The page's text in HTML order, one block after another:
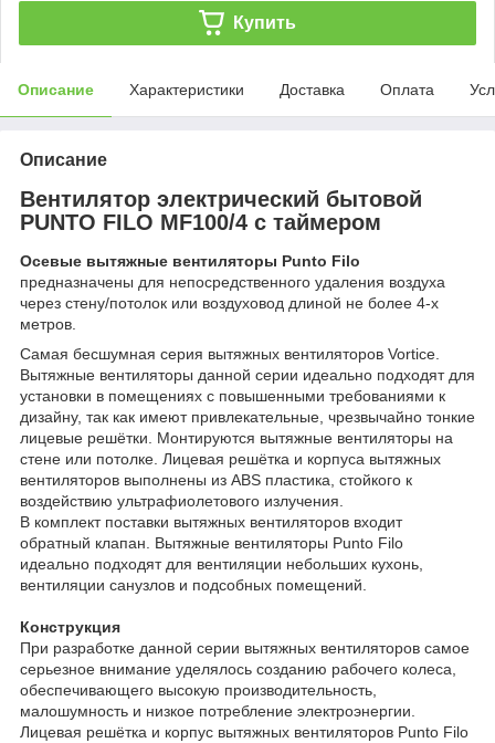
Купить
Описание Характеристики Доставка Оплата
Описание
Вентилятор электрический бытовой
PUNTO FILO MF100/4 с таймером
Осевые вытяжные вентиляторы Punto Filo
предназначены для непосредственного удаления воздуха
через стену/потолок или воздуховод длиной не более 4-х
метров.
Самая бесшумная серия вытяжных вентиляторов Vortice.
Вытяжные вентиляторы данной серии идеально подходят для
установки в помещениях с повышенными требованиями к
дизайну, так как имеют привлекательные, чрезвычайно тонкие
лицевые решётки. Монтируются вытяжные вентиляторы на
стене или потолке. Лицевая решётка и корпуса вытяжных
вентиляторов выполнены из ABS пластика, стойкого к
воздействию ультрафиолетового излучения.
В комплект поставки вытяжных вентиляторов входит
обратный клапан. Вытяжные вентиляторы Punto Filo
идеально подходят для вентиляции небольших кухонь,
вентиляции санузлов и подсобных помещений.
Конструкция
При разработке данной серии вытяжных вентиляторов самое
серьезное внимание уделялось созданию рабочего колеса,
обеспечивающего высокую производительность,
малошумность и низкое потребление электроэнергии.
Лицевая решётка и корпус вытяжных вентиляторов Punto Filo